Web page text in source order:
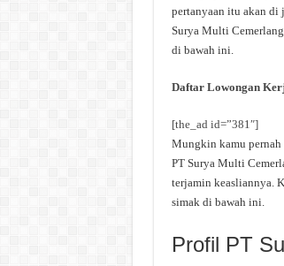
pertanyaan itu akan di
Surya Multi
di bawah ini.
Daftar Lowongan
[the_ad id=”381″]
Mungkin kamu pernah
PT Surya Multi
terjamin keasliannya.
simak di bawah ini.
Profil PT